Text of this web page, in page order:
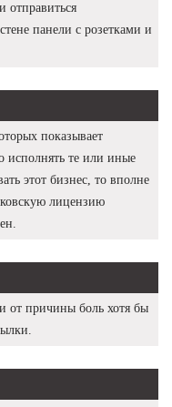
отправиться
панели с розетками и
показывает
исполнять те или иные
этот бизнес, то вполне
лицензию
от причины боль хотя бы